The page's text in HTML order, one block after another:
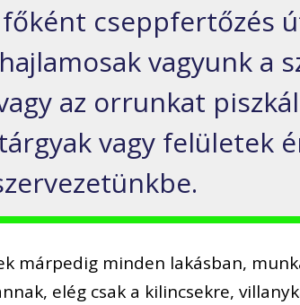
főként cseppfertőzés
vagyunk a
az orrunkat
vagy felületek
márpedig minden lakásban,
elég csak a kilincsekre,